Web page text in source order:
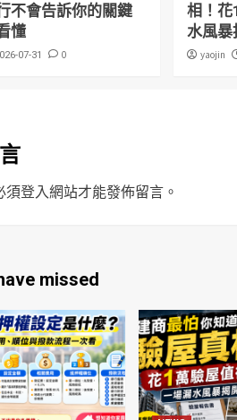
不會告訴你的關鍵
懂
07-31 0
相！花
水風暴
yaojin
須登入 網站才能發佈留言。
missed